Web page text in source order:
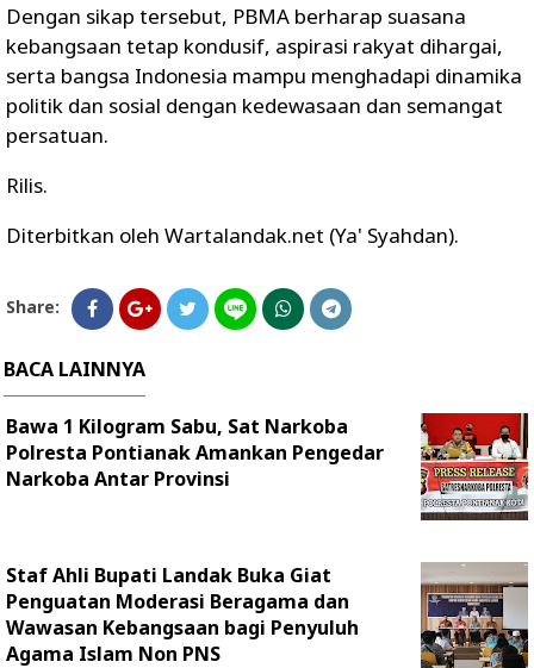
Dengan sikap tersebut, PBMA berharap suasana
kebangsaan tetap kondusif, aspirasi rakyat dihargai,
serta bangsa Indonesia mampu menghadapi dinamika
politik dan sosial dengan kedewasaan dan semangat
persatuan.
Rilis.
Diterbitkan oleh Wartalandak.net (Ya' Syahdan).
Share:
BACA LAINNYA
Bawa 1 Kilogram Sabu, Sat Narkoba
Polresta Pontianak Amankan Pengedar
Narkoba Antar Provinsi
Staf Ahli Bupati Landak Buka Giat
Penguatan Moderasi Beragama dan
Wawasan Kebangsaan bagi Penyuluh
Agama Islam Non PNS